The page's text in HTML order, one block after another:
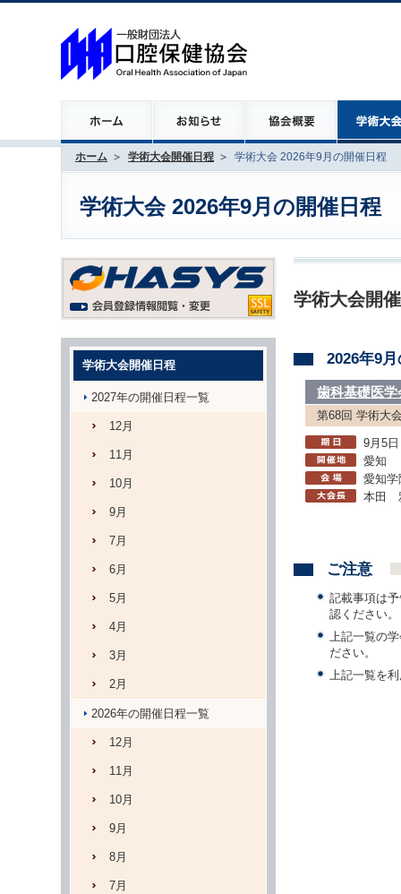
ホーム 学術大会開催日程 学術大会 2026年9月の開催日程
学術大会 2026年9月の開催日程
学術大会開
2026年9
歯科基礎医学
第68回 学術大
9月5
愛知
愛知学
本田
ご注意
記載事項は
認ください。
上記一覧の
ださい。
上記一覧を
学術大会開催日程
2027年の開催日程一覧
12月
11月
10月
9月
7月
6月
5月
4月
3月
2月
2026年の開催日程一覧
12月
11月
10月
9月
8月
7月